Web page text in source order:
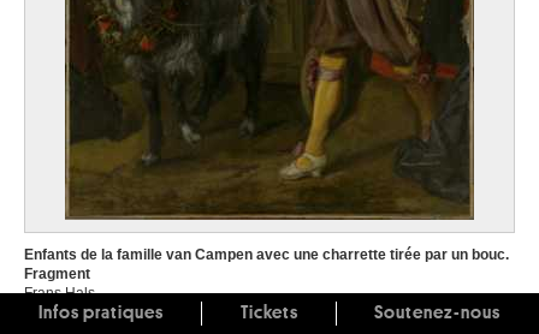
Enfants de la famille van Campen avec une charrette tirée par un bouc.
Fragment
Frans Hals
Infos pratiques Tickets Soutenez-nous